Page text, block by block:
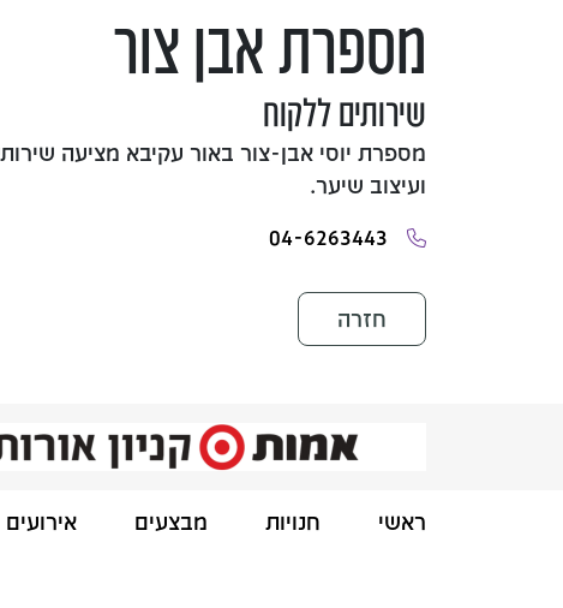
מספרת אבן צור
שירותים ללקוח
מספרת יוסי אבן-צור באור עקיבא מציעה
ועיצוב שיער.
04-6263443
חזרה
ראשי חנויות מבצעים אירועים